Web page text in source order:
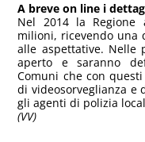
A breve on line i
Nel 2014 la Regione
milioni, ricevendo una
alle aspettative. Nelle
aperto e saranno
Comuni che con
di videosorveglianza e
gli agenti di polizia
(VV)